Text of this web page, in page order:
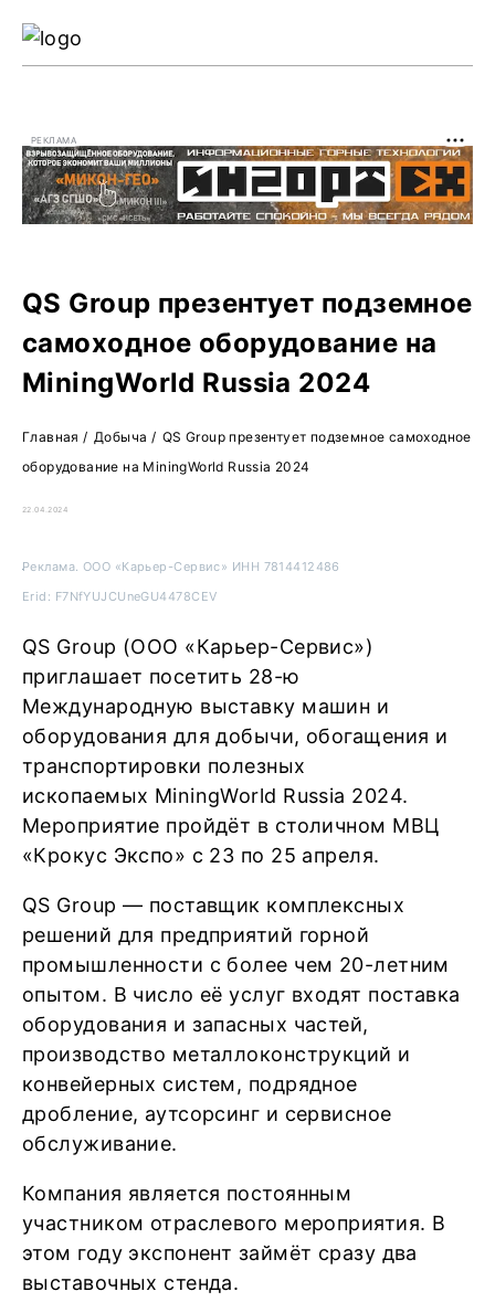
РЕКЛАМА
QS Group презентует подземное
самоходное оборудование на
MiningWorld Russia 2024
Главная / Добыча / QS Group презентует подземное самоходное
оборудование на MiningWorld Russia 2024
22.04.2024
Реклама. ООО «Карьер-Сервис» ИНН 7814412486
Erid: F7NfYUJCUneGU4478CEV
QS Group (ООО «Карьер-Сервис»)
приглашает посетить 28-ю
Международную выставку машин и
оборудования для добычи, обогащения и
транспортировки полезных
ископаемых MiningWorld Russia 2024.
Мероприятие пройдёт в столичном МВЦ
«Крокус Экспо» с 23 по 25 апреля.
QS Group — поставщик комплексных
решений для предприятий горной
промышленности с более чем 20-летним
опытом. В число её услуг входят поставка
оборудования и запасных частей,
производство металлоконструкций и
конвейерных систем, подрядное
дробление, аутсорсинг и сервисное
обслуживание.
Компания является постоянным
участником отраслевого мероприятия. В
этом году экспонент займёт сразу два
выставочных стенда.